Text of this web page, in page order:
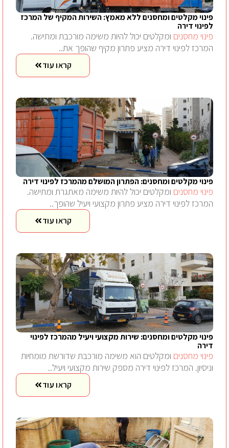
פינוי מקלטים ומחסנים ללא מאמץ: השירות המקיף של המרכז
לפינוי דירה
פינוי מחסנים ומקלטים יכול להיות משימה מורכבת ומתישה.
המרכז לפינוי דירה מציע פתרון מקיף שהופך את..
קראו עוד
פינוי מקלטים ומחסנים: הפתרון המושלם מהמרכז לפינוי דירה
פינוי מחסנים ומקלטים יכול להיות משימה מאתגרת ומתישה.
המרכז לפינוי דירה מציע פתרון מקצועי ויעיל שהופך..
קראו עוד
פינוי מקלטים ומחסנים: שירות מקצועי ויעיל מהמרכז לפינוי
דירה
פינוי מחסנים ומקלטים הוא משימה מורכבת שדורשת מומחיות
וניסיון. המרכז לפינוי דירה מספק שירות מקצועי ויעיל..
קראו עוד